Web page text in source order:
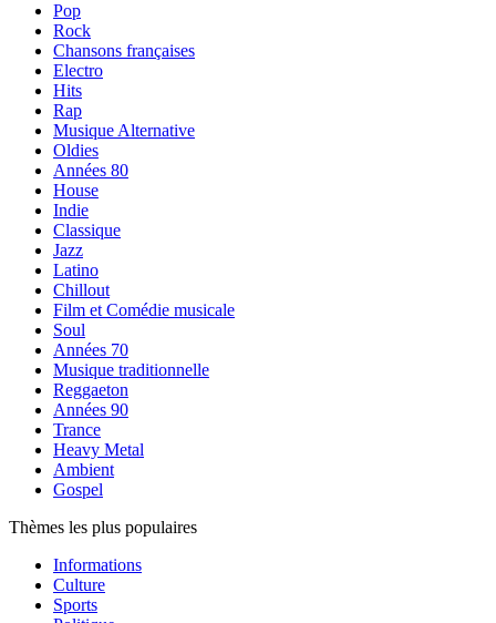
Pop
Rock
Chansons françaises
Electro
Hits
Rap
Musique Alternative
Oldies
Années 80
House
Indie
Classique
Jazz
Latino
Chillout
Film et Comédie musicale
Soul
Années 70
Musique traditionnelle
Reggaeton
Années 90
Trance
Heavy Metal
Ambient
Gospel
Thèmes les plus populaires
Informations
Culture
Sports